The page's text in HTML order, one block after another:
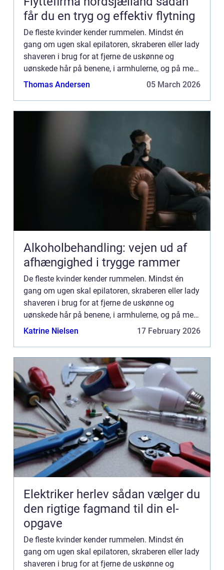
får du en tryg og effektiv flytning
De fleste kvinder kender rummelen. Mindst én
gang om ugen skal epilatoren, skraberen eller lady
shaveren i brug for at fjerne de uskønne og
uønskede hår på benene, i armhulerne, og på mere
eksotiske steder. Mange kvinder bruger timer på
Thomas Andersen 05 March 2026
Alkoholbehandling: vejen ud af
afhængighed i trygge rammer
De fleste kvinder kender rummelen. Mindst én
gang om ugen skal epilatoren, skraberen eller lady
shaveren i brug for at fjerne de uskønne og
uønskede hår på benene, i armhulerne, og på mere
eksotiske steder. Mange kvinder bruger timer på
Katrine Nielsen 17 February 2026
Elektriker herlev sådan vælger du
den rigtige fagmand til din el-
opgave
De fleste kvinder kender rummelen. Mindst én
gang om ugen skal epilatoren, skraberen eller lady
shaveren i brug for at fjerne de uskønne og